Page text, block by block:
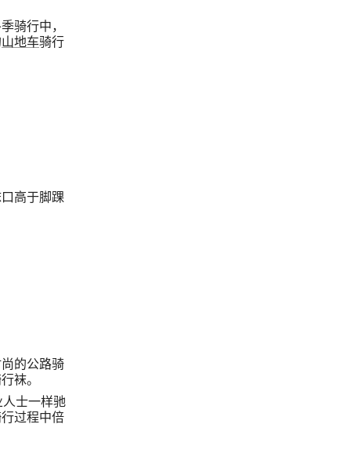
骑行中，
山地车骑行
高于脚踝
的公路骑
袜。
人士一样驰
过程中倍